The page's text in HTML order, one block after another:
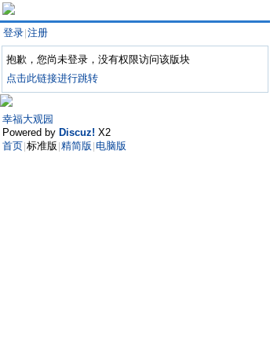
登录 注册
抱歉，您尚未登录，没有权限访问该版块
点击此链接进行跳转
幸福大观园
Powered by Discuz! X2
首页 标准版 精简版 电脑版